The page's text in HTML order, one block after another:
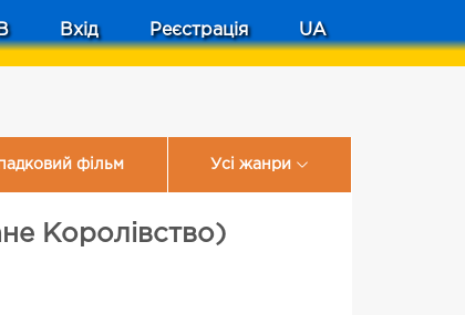
Вхід Реєстрація UA
фільм Усі жанри
Королівство)